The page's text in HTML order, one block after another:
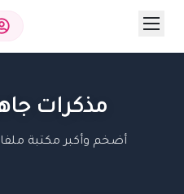
مذكرات
أضخم وأكبر مكتبة